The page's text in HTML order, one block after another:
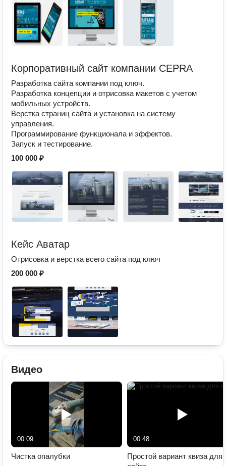
Корпоративный сайт компании CEPRA
Разработка сайта компании под ключ.
Разработка концепции и отрисовка макетов с учетом
мобильных устройств.
Верстка страниц сайта и установка на систему
управления.
Программирование функционала и эффектов.
Запуск и тестирование.
100 000 ₽
Кейс Аватар
Отрисовка и верстка всего сайта под ключ
200 000 ₽
Видео
00:09
Чистка опалубки
00:48
Простой вариант квиза для